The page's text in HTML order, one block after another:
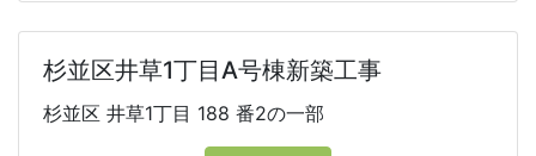
杉並区井草1丁目A号棟新築工事
杉並区 井草1丁目 188 番2の一部